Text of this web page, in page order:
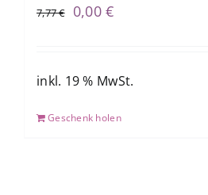
7,77€
Ursprünglicher
7,77 €
0,00€Aktueller
0,00 €.
inkl. 19 % MwSt.
Geschenk holen